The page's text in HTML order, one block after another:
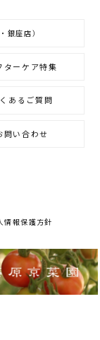
銀座店）
ターケア特集
あるご質問
問い合わせ
情報保護方針